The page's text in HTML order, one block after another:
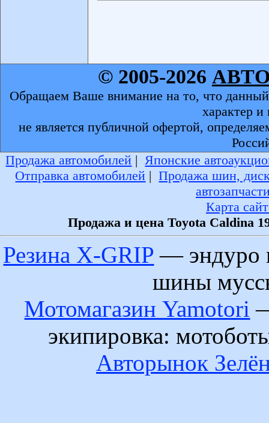
© 2005-2026
Обращаем Ваше внимание на то, что
характер
не является публичной офертой,
Продажа автомобилей | Японские
Отправка автомобилей |Продажа шин,
Карта
Продажа и цена Toyota Caldina
Резина X-GRIP — эндуро
шины
Мотомагазин Yamotori
экипировка:
Авторынок